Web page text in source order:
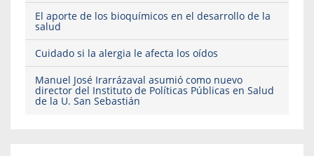
El aporte de los bioquímicos en el desarrollo de la
salud
Cuidado si la alergia le afecta los oídos
Manuel José Irarrázaval asumió como nuevo
director del Instituto de Políticas Públicas en Salud
de la U. San Sebastián